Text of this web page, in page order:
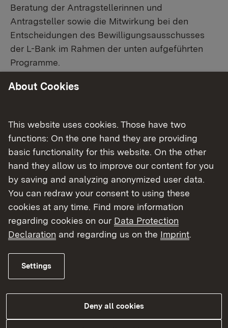
Beratung der Antragstellerinnen und
Antragsteller sowie die Mitwirkung bei den
Entscheidungen des Bewilligungsausschusses
der L-Bank im Rahmen der unten aufgeführten
Programme.
Gründungs- und Wachstumsprogramm
Energieeffizienzfinanzierung
Liquiditätshilfeprogramme
Wachstumsfinanzierung
Investitionsfinanzierung
Entwicklungsprogramm Ländlicher Raum
(federführend Referat 32)
Förderung moderner Technologien
Regionalförderung
About Cookies
This website uses cookies. Those have two
functions: On the one hand they are providing
basic functionality for this website. On the other
hand they allow us to improve our content for you
by saving and analyzing anonymized user data.
You can redraw your consent to using these
cookies at any time. Find more information
regarding cookies on our Data Protection
Declaration and regarding us on the Imprint.
Settings
Deny all cookies